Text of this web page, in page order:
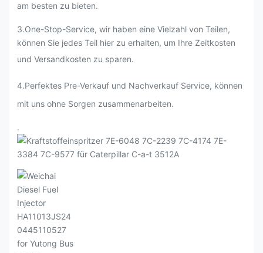
am besten zu bieten.
3.One-Stop-Service, wir haben eine Vielzahl von Teilen,
können Sie jedes Teil hier zu erhalten, um Ihre Zeitkosten
und Versandkosten zu sparen.
4.Perfektes Pre-Verkauf und Nachverkauf Service, können
mit uns ohne Sorgen zusammenarbeiten.
.